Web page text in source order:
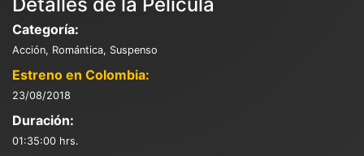
Categoría:
Acción, Romántica, Suspenso
Estreno en Colombia:
23/08/2018
Duración:
01:35:00 hrs.